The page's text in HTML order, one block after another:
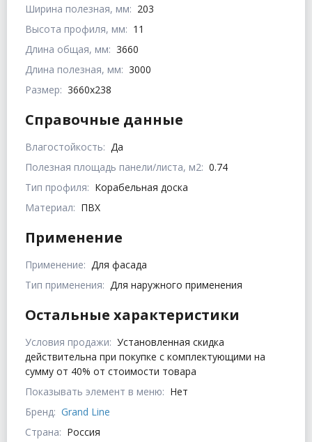
Ширина полезная, мм: 203
Высота профиля, мм: 11
Длина общая, мм: 3660
Длина полезная, мм: 3000
Размер: 3660х238
Справочные данные
Влагостойкость: Да
Полезная площадь панели/листа, м2: 0.74
Тип профиля: Корабельная доска
Материал: ПВХ
Применение
Применение: Для фасада
Тип применения: Для наружного применения
Остальные характеристики
Условия продажи: Установленная скидка
действительна при покупке с комплектующими на
сумму от 40% от стоимости товара
Показывать элемент в меню: Нет
Бренд: Grand Line
Страна: Россия